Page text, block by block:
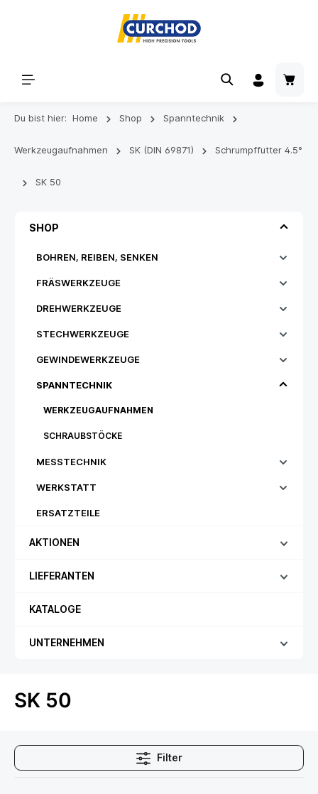
Du bist hier: Home Shop Spanntechnik
Werkzeugaufnahmen SK (DIN 69871) Schrumpffutter 4.5°
SK 50
SHOP
BOHREN, REIBEN, SENKEN
FRÄSWERKZEUGE
DREHWERKZEUGE
STECHWERKZEUGE
GEWINDEWERKZEUGE
SPANNTECHNIK
WERKZEUGAUFNAHMEN
SCHRAUBSTÖCKE
MESSTECHNIK
WERKSTATT
ERSATZTEILE
AKTIONEN
LIEFERANTEN
KATALOGE
UNTERNEHMEN
SK 50
Filter